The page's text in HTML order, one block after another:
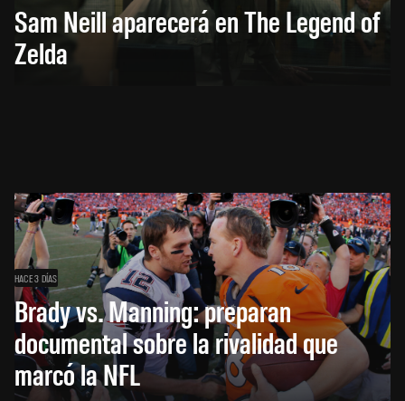
Sam Neill aparecerá en The Legend of
Zelda
HACE 3 DÍAS
Brady vs. Manning: preparan
documental sobre la rivalidad que
marcó la NFL